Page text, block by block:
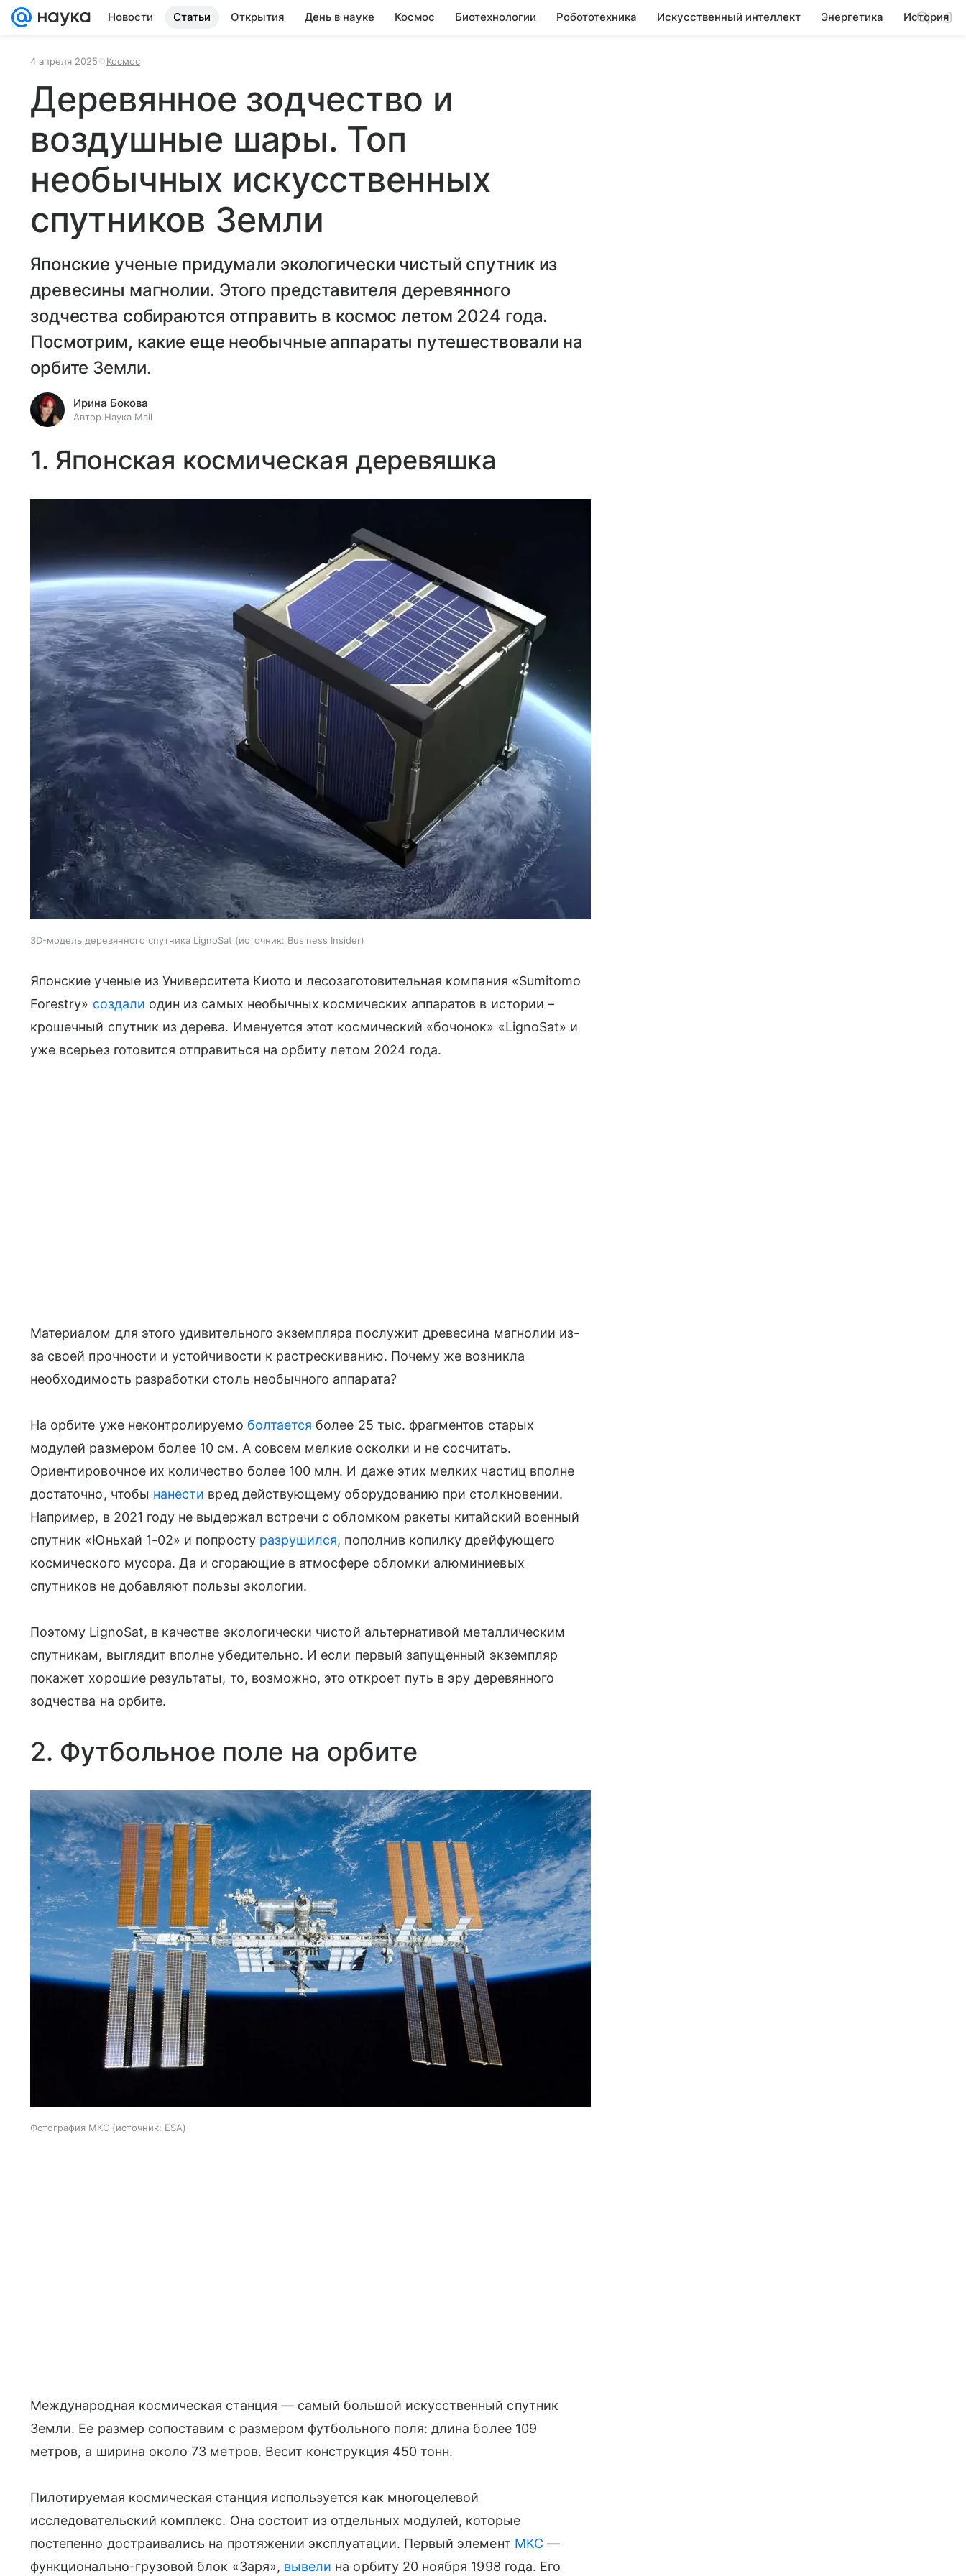
Новости Статьи Открытия День в науке Космос Биотехнологии Робототехника Искусственный интеллект Энергетика История
4 апреля 2025 Космос
Деревянное зодчество и
воздушные шары. Топ
необычных искусственных
спутников Земли
Японские ученые придумали экологически чистый спутник из
древесины магнолии. Этого представителя деревянного
зодчества собираются отправить в космос летом 2024 года.
Посмотрим, какие еще необычные аппараты путешествовали на
орбите Земли.
Ирина Бокова
Автор Наука Mail
1. Японская космическая деревяшка
3D-модель деревянного спутника LignoSat источник: Business Insider
Японские ученые из Университета Киото и лесозаготовительная компания «Sumitomo
Forestry» создали один из самых необычных космических аппаратов в истории –
крошечный спутник из дерева. Именуется этот космический «бочонок» «LignoSat» и
уже всерьез готовится отправиться на орбиту летом 2024 года.
Материалом для этого удивительного экземпляра послужит древесина магнолии из-
за своей прочности и устойчивости к растрескиванию. Почему же возникла
необходимость разработки столь необычного аппарата?
На орбите уже неконтролируемо болтается более 25 тыс. фрагментов старых
модулей размером более 10 см. А совсем мелкие осколки и не сосчитать.
Ориентировочное их количество более 100 млн. И даже этих мелких частиц вполне
достаточно, чтобы нанести вред действующему оборудованию при столкновении.
Например, в 2021 году не выдержал встречи с обломком ракеты китайский военный
спутник «Юньхай 1-02» и попросту разрушился, пополнив копилку дрейфующего
космического мусора. Да и сгорающие в атмосфере обломки алюминиевых
спутников не добавляют пользы экологии.
Поэтому LignoSat, в качестве экологически чистой альтернативой металлическим
спутникам, выглядит вполне убедительно. И если первый запущенный экземпляр
покажет хорошие результаты, то, возможно, это откроет путь в эру деревянного
зодчества на орбите.
2. Футбольное поле на орбите
Фотография МКС источник: ESA
Международная космическая станция — самый большой искусственный спутник
Земли. Ее размер сопоставим с размером футбольного поля: длина более 109
метров, а ширина около 73 метров. Весит конструкция 450 тонн.
Пилотируемая космическая станция используется как многоцелевой
исследовательский комплекс. Она состоит из отдельных модулей, которые
постепенно достраивались на протяжении эксплуатации. Первый элемент МКС —
функционально-грузовой блок «Заря», вывели на орбиту 20 ноября 1998 года. Его